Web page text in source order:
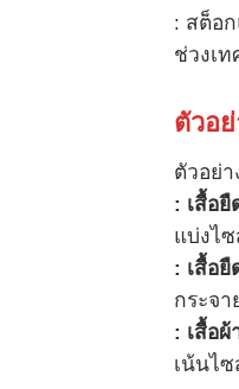
: สต็อ
ช่วงเท
ตัวอ
ตัวอย่
: เสื้อ
แบ่งไซ
: เสื้อ
กระจ
: เสื้อผ้
เน้นไ